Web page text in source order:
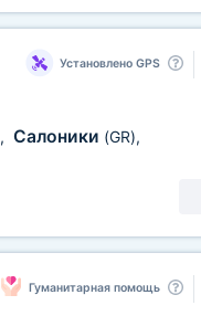
Установлено GPS
, Салоники (GR),
Гуманитарная помощь